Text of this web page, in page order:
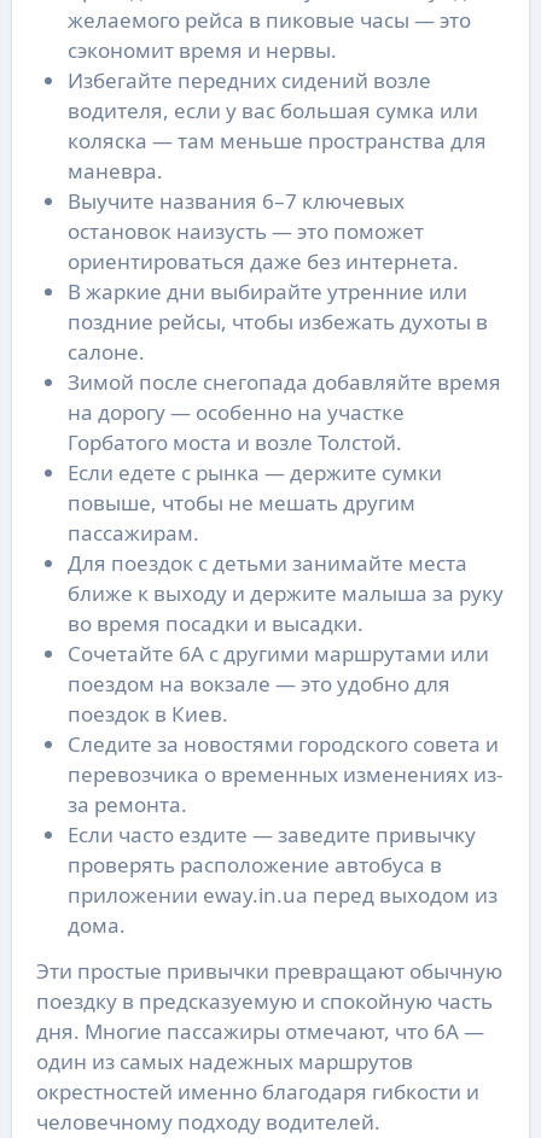
желаемого рейса в пиковые часы — это
сэкономит время и нервы.
Избегайте передних сидений возле
водителя, если у вас большая сумка или
коляска — там меньше пространства для
маневра.
Выучите названия 6–7 ключевых
остановок наизусть — это поможет
ориентироваться даже без интернета.
В жаркие дни выбирайте утренние или
поздние рейсы, чтобы избежать духоты в
салоне.
Зимой после снегопада добавляйте время
на дорогу — особенно на участке
Горбатого моста и возле Толстой.
Если едете с рынка — держите сумки
повыше, чтобы не мешать другим
пассажирам.
Для поездок с детьми занимайте места
ближе к выходу и держите малыша за руку
во время посадки и высадки.
Сочетайте 6А с другими маршрутами или
поездом на вокзале — это удобно для
поездок в Киев.
Следите за новостями городского совета и
перевозчика о временных изменениях из-
за ремонта.
Если часто ездите — заведите привычку
проверять расположение автобуса в
приложении eway.in.ua перед выходом из
дома.
Эти простые привычки превращают обычную
поездку в предсказуемую и спокойную часть
дня. Многие пассажиры отмечают, что 6А —
один из самых надежных маршрутов
окрестностей именно благодаря гибкости и
человечному подходу водителей.